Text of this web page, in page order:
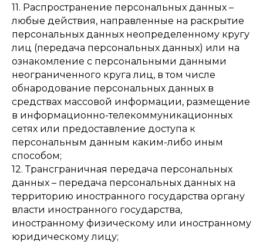
11. Распространение персональных данных –
любые действия, направленные на раскрытие
персональных данных неопределенному кругу
лиц (передача персональных данных) или на
ознакомление с персональными данными
неограниченного круга лиц, в том числе
обнародование персональных данных в
средствах массовой информации, размещение
в информационно-телекоммуникационных
сетях или предоставление доступа к
персональным данным каким-либо иным
способом;
12. Трансграничная передача персональных
данных – передача персональных данных на
территорию иностранного государства органу
власти иностранного государства,
иностранному физическому или иностранному
юридическому лицу;